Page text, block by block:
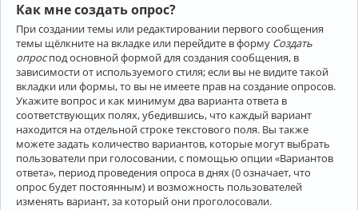
Как мне создать опрос?
При создании темы или редактировании первого сообщения
темы щёлкните на вкладке или перейдите в форму Создать
опроспод основной формой для создания сообщения, в
зависимости от используемого стиля; если вы не видите такой
вкладки или формы, то вы не имеете прав на создание опросов.
Укажите вопрос и как минимум два варианта ответа в
соответствующих полях, убедившись, что каждый вариант
находится на отдельной строке текстового поля. Вы также
можете задать количество вариантов, которые могут выбрать
пользователи при голосовании, с помощью опции «Вариантов
ответа», период проведения опроса в днях (0 означает, что
опрос будет постоянным) и возможность пользователей
изменять вариант, за который они проголосовали.